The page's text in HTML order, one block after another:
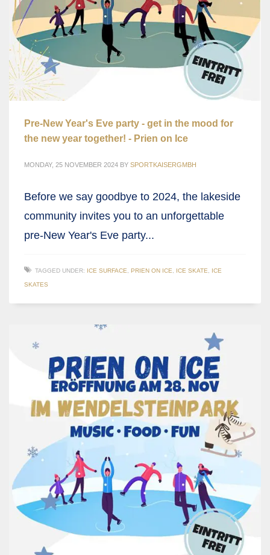
Pre-New Year's Eve party - get in the mood for
the new year together! - Prien on Ice
MONDAY, 25 NOVEMBER 2024 BY SPORTKAISERGMBH
Before we say goodbye to 2024, the lakeside
community invites you to an unforgettable
pre-New Year's Eve party...
TAGGED UNDER: ICE SURFACE, PRIEN ON ICE, ICE SKATE, ICE
SKATES